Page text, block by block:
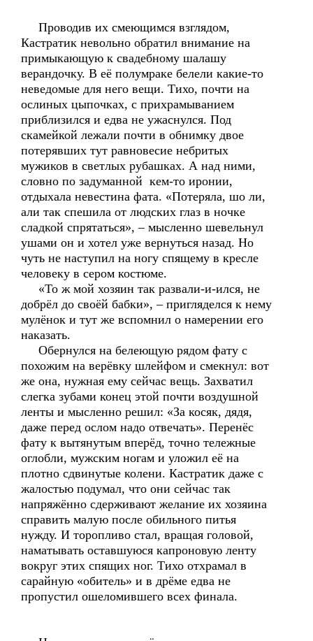
Проводив их смеющимся взглядом,
Кастратик невольно обратил внимание на
примыкающую к свадебному шалашу
верандочку. В её полумраке белели какие-то
неведомые для него вещи. Тихо, почти на
ослиных цыпочках, с прихрамыванием
приблизился и едва не ужаснулся. Под
скамейкой лежали почти в обнимку двое
потерявших тут равновесие небритых
мужиков в светлых рубашках. А над ними,
словно по задуманной кем-то иронии,
отдыхала невестина фата. «Потеряла, шо ли,
али так спешила от людских глаз в ночке
сладкой спрятаться», – мысленно шевельнул
ушами он и хотел уже вернуться назад. Но
чуть не наступил на ногу спящему в кресле
человеку в сером костюме.
«То ж мой хозяин так развали-и-ился, не
добрёл до своёй бабки», – пригляделся к нему
мулёнок и тут же вспомнил о намерении его
наказать.
Обернулся на белеющую рядом фату с
похожим на верёвку шлейфом и смекнул: вот
же она, нужная ему сейчас вещь. Захватил
слегка зубами конец этой почти воздушной
ленты и мысленно решил: «За косяк, дядя,
даже перед ослом надо отвечать». Перенёс
фату к вытянутым вперёд, точно тележные
оглобли, мужским ногам и уложил её на
плотно сдвинутые колени. Кастратик даже с
жалостью подумал, что они сейчас так
напряжённо сдерживают желание их хозяина
справить малую после обильного питья
нужду. И торопливо стал, вращая головой,
наматывать оставшуюся капроновую ленту
вокруг этих спящих ног. Тихо отхрамал в
сарайную «обитель» и в дрёме едва не
пропустил ошеломившего всех финала.